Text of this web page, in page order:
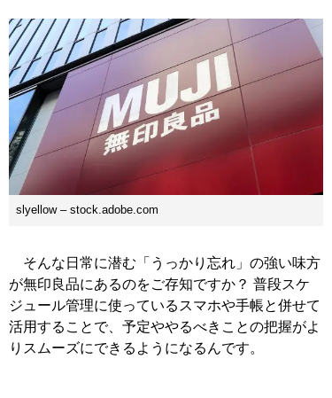
slyellow – stock.adobe.com
そんな日常に潜む「うっかり忘れ」の強い味方
が無印良品にあるのをご存知ですか？ 普段スケ
ジュール管理に使っているスマホや手帳と併せて
活用することで、予定ややるべきことの把握がよ
りスムーズにできるようになるんです。